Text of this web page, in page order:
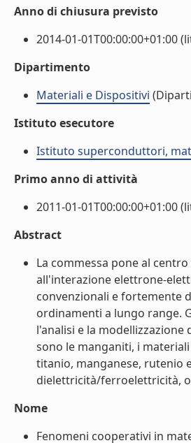
Anno di chiusura previsto
2014-01-01T00:00:00+01:00
Dipartimento
Materiali e Dispositivi
Istituto esecutore
Istituto superconduttori,
Primo anno di attività
2011-01-01T00:00:00+01:00
Abstract
La commessa pone al
all'interazione elettrone-
convenzionali e fortemente
ordinamenti a lungo range.
l'analisi e la
sono le manganiti, i
titanio, manganese, rutenio
dielettricità/ferroelettricità,
Nome
Fenomeni cooperativi in